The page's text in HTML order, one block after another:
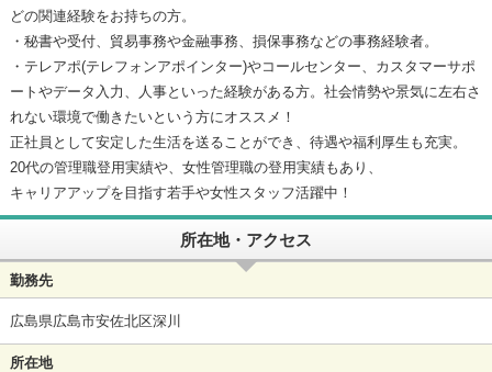
どの関連経験をお持ちの方。
・秘書や受付、貿易事務や金融事務、損保事務などの事務経験者。
・テレアポ(テレフォンアポインター)やコールセンター、カスタマーサポ
ートやデータ入力、人事といった経験がある方。社会情勢や景気に左右さ
れない環境で働きたいという方にオススメ！
正社員として安定した生活を送ることができ、待遇や福利厚生も充実。
20代の管理職登用実績や、女性管理職の登用実績もあり、
キャリアアップを目指す若手や女性スタッフ活躍中！
所在地・アクセス
勤務先
広島県広島市安佐北区深川
所在地